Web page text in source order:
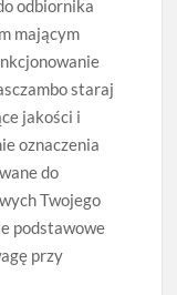
odbiornika
mającym
staraj
jakości i
oznaczenia
do
Twojego
podstawowe
przy